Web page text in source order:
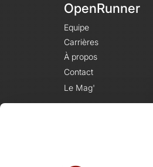
OpenRunner
Equipe
Carrières
À propos
Contact
Le Mag'